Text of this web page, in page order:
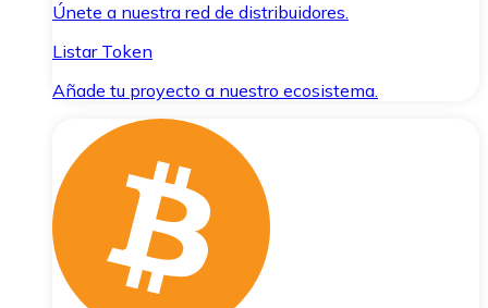
Únete a nuestra red de distribuidores.
Listar Token
Añade tu proyecto a nuestro ecosistema.